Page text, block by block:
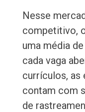
Nesse
competitivo,
uma média
cada vaga
currículos, as
contam com
de